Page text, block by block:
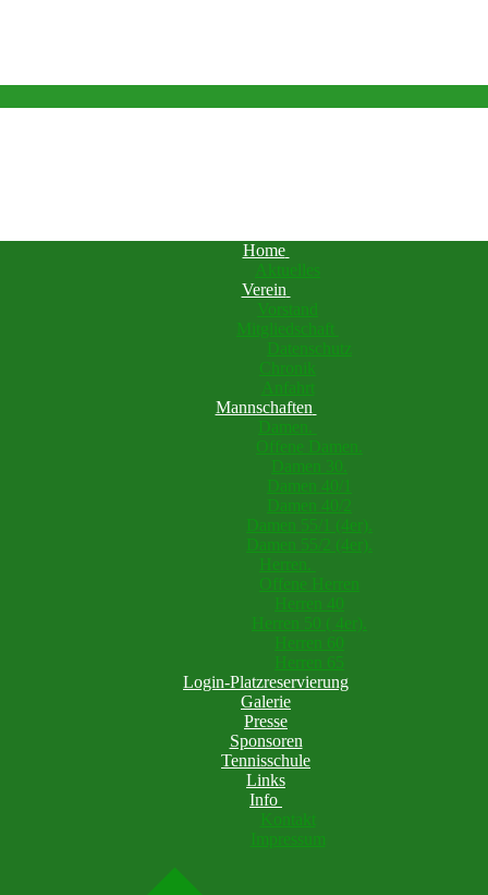
Home
Aktuelles
Verein
Vorstand
Mitgliedschaft
Datenschutz
Chronik
Anfahrt
Mannschaften
Damen.
Offene Damen.
Damen 30.
Damen 40/1
Damen 40/2
Damen 55/1 (4er).
Damen 55/2 (4er).
Herren.
Offene Herren
Herren 40
Herren 50 ( 4er).
Herren 60
Herren 65
Login-Platzreservierung
Galerie
Presse
Sponsoren
Tennisschule
Links
Info
Kontakt
Impressum